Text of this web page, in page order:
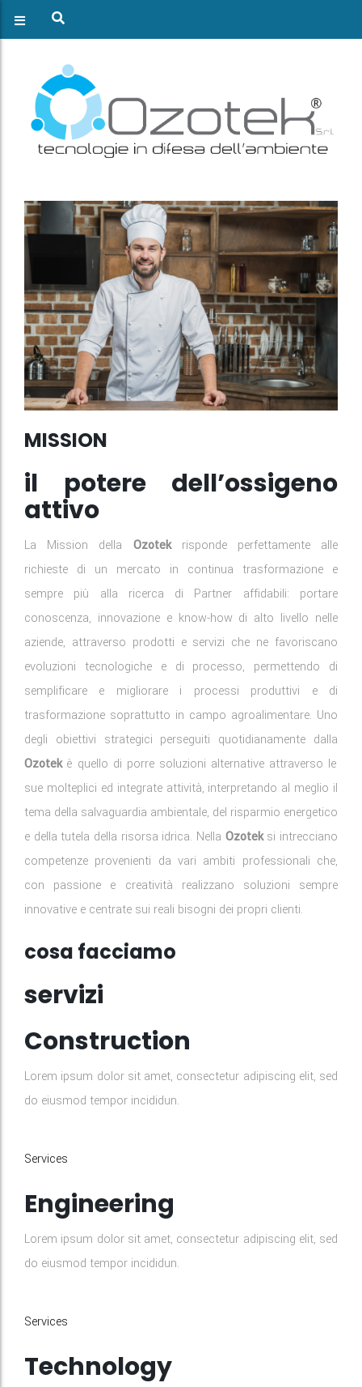
MISSION
il potere dell’ossigeno
attivo
La Mission della Ozotekrisponde perfettamente alle
richieste di un mercato in continua trasformazione e
sempre più alla ricerca di Partner affidabili: portare
conoscenza, innovazione e know-how di alto livello nelle
aziende, attraverso prodotti e servizi che ne favoriscano
evoluzioni tecnologiche e di processo, permettendo di
semplificare e migliorare i processi produttivi e di
trasformazione soprattutto in campo agroalimentare. Uno
degli obiettivi strategici perseguiti quotidianamente dalla
Ozotekè quello di porre soluzioni alternative attraverso le
sue molteplici ed integrate attività, interpretando al meglio il
tema della salvaguardia ambientale, del risparmio energetico
e della tutela della risorsa idrica. Nella Ozoteksi intrecciano
competenze provenienti da vari ambiti professionali che,
con passione e creatività realizzano soluzioni sempre
innovative e centrate sui reali bisogni dei propri clienti.
cosa facciamo
servizi
Construction
Lorem ipsum dolor sit amet, consectetur adipiscing elit, sed
do eiusmod tempor incididun.
Services
Engineering
Lorem ipsum dolor sit amet, consectetur adipiscing elit, sed
do eiusmod tempor incididun.
Services
Technology